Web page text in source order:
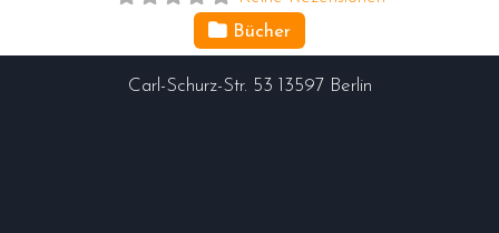
Bücher
Carl-Schurz-Str. 53 13597 Berlin